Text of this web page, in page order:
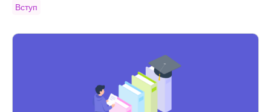
Вступ